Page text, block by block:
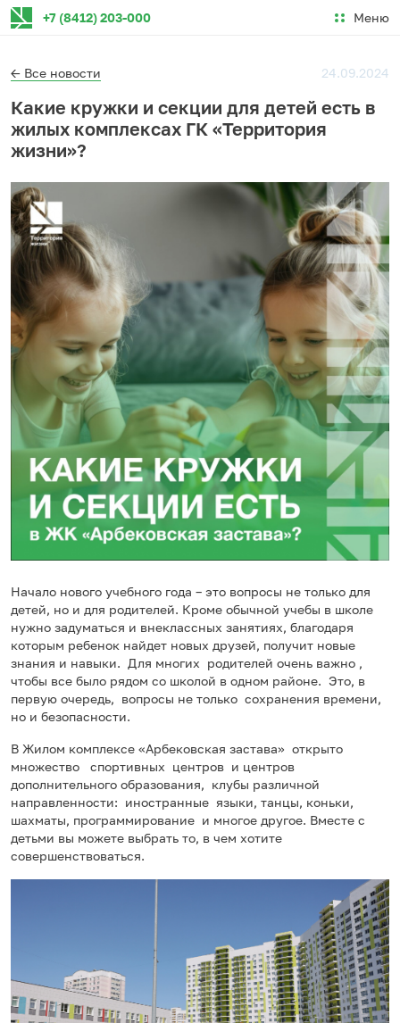
+7 (8412) 203-000 Меню
← Все новости 24.09.2024
Какие кружки и секции для детей есть в
жилых комплексах ГК «Территория
жизни»?
Начало нового учебного года – это вопросы не только для
детей, но и для родителей. Кроме обычной учебы в школе
нужно задуматься и внеклассных занятиях, благодаря
которым ребенок найдет новых друзей, получит новые
знания и навыки. Для многих родителей очень важно ,
чтобы все было рядом со школой в одном районе. Это, в
первую очередь, вопросы не только сохранения времени,
но и безопасности.
В Жилом комплексе «Арбековская застава» открыто
множество спортивных центров и центров
дополнительного образования, клубы различной
направленности: иностранные языки, танцы, коньки,
шахматы, программирование и многое другое. Вместе с
детьми вы можете выбрать то, в чем хотите
совершенствоваться.